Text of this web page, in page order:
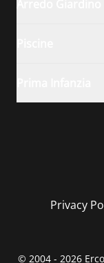
Privacy
© 2004 - 2026